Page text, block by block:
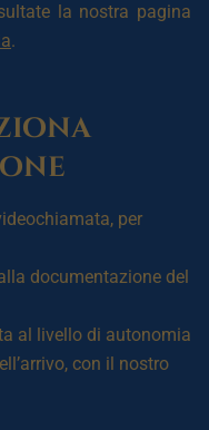
la nostra pagina
.
per
documentazione del
al livello di autonomia
con il nostro